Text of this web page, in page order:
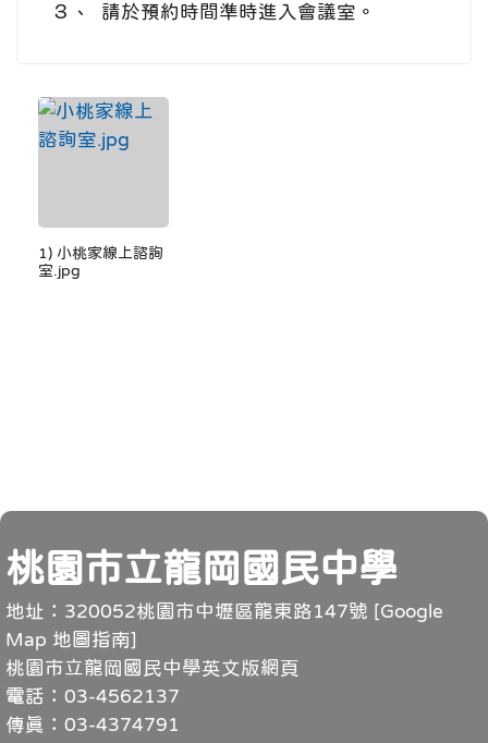
３、
請於預約時間準時進入會議室。
1) 小桃家線上諮詢
室.jpg
頁尾
桃園市立龍岡國民中學
地址：320052桃園市中壢區龍東路147號 [Google
Map 地圖指南]
桃園市立龍岡國民中學英文版網頁
電話：03-4562137
傳真：03-4374791